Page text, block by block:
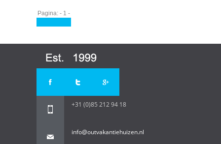
Pagina: - 1 -
+31 (0)85 212 94 18
info@outvakantiehuizen.nl